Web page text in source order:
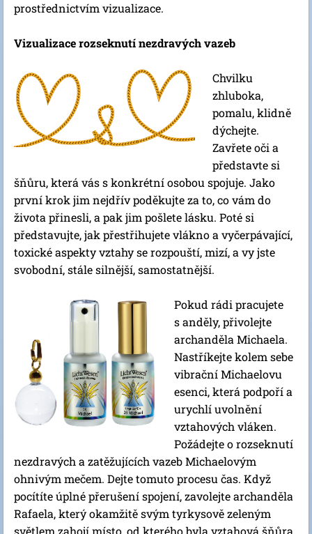
prostřednictvím vizualizace.
Vizualizace rozseknutí nezdravých vazeb
Chvilku
zhluboka,
pomalu, klidně
dýchejte.
Zavřete oči a
představte si
šňůru, která vás s konkrétní osobou spojuje. Jako
první krok jim nejdřív poděkujte za to, co vám do
života přinesli, a pak jim pošlete lásku. Poté si
představujte, jak přestřihujete vlákno a vyčerpávající,
toxické aspekty vztahy se rozpouští, mizí, a vy jste
svobodní, stále silnější, samostatnější.
Pokud rádi pracujete
s anděly, přivolejte
archanděla Michaela.
Nastříkejte kolem sebe
vibrační Michaelovu
esenci, která podpoří a
urychlí uvolnění
vztahových vláken.
Požádejte o rozseknutí
nezdravých a zatěžujících vazeb Michaelovým
ohnivým mečem. Dejte tomuto procesu čas. Když
pocítíte úplné přerušení spojení, zavolejte archanděla
Rafaela, který okamžitě svým tyrkysově zeleným